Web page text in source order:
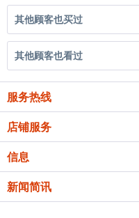
其他顾客也买过
其他顾客也看过
服务热线
店铺服务
信息
新闻简讯